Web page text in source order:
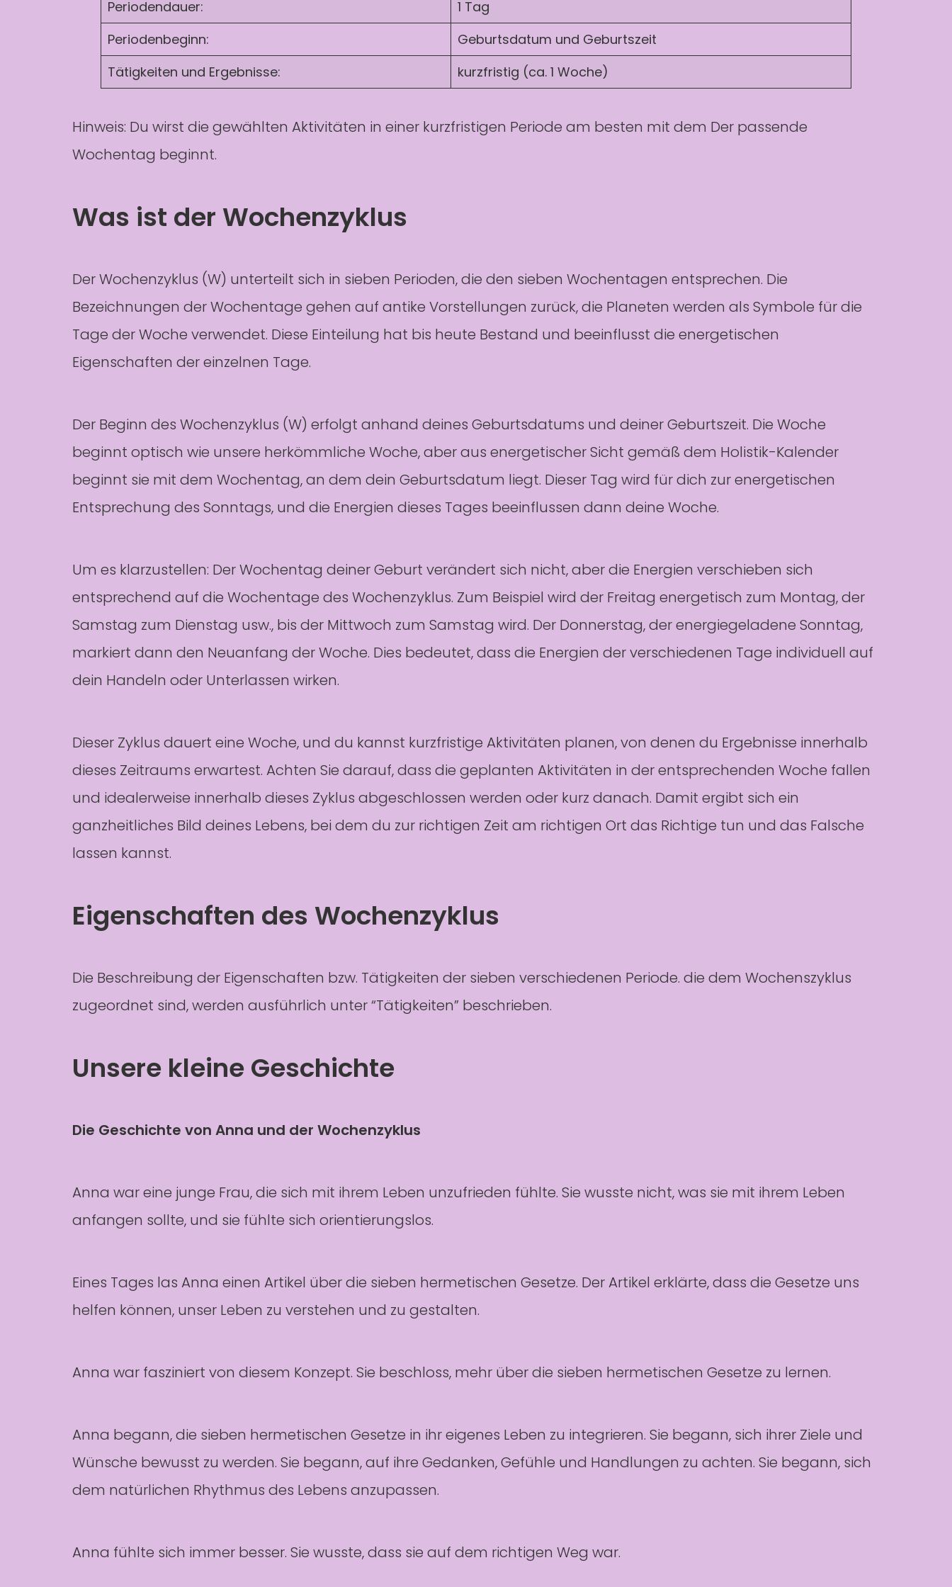
Periodendauer:
1 Tag
Periodenbeginn:
Geburtsdatum und Geburtszeit
Tätigkeiten und Ergebnisse:
kurzfristig (ca. 1 Woche)
Hinweis: Du wirst die gewählten Aktivitäten in einer kurzfristigen Periode am besten mit dem Der passende
Wochentag beginnt.
Was ist der Wochenzyklus
Der Wochenzyklus (W) unterteilt sich in sieben Perioden, die den sieben Wochentagen entsprechen. Die
Bezeichnungen der Wochentage gehen auf antike Vorstellungen zurück, die Planeten werden als Symbole für die
Tage der Woche verwendet. Diese Einteilung hat bis heute Bestand und beeinflusst die energetischen
Eigenschaften der einzelnen Tage.
Der Beginn des Wochenzyklus (W) erfolgt anhand deines Geburtsdatums und deiner Geburtszeit. Die Woche
beginnt optisch wie unsere herkömmliche Woche, aber aus energetischer Sicht gemäß dem Holistik-Kalender
beginnt sie mit dem Wochentag, an dem dein Geburtsdatum liegt. Dieser Tag wird für dich zur energetischen
Entsprechung des Sonntags, und die Energien dieses Tages beeinflussen dann deine Woche.
Um es klarzustellen: Der Wochentag deiner Geburt verändert sich nicht, aber die Energien verschieben sich
entsprechend auf die Wochentage des Wochenzyklus. Zum Beispiel wird der Freitag energetisch zum Montag, der
Samstag zum Dienstag usw., bis der Mittwoch zum Samstag wird. Der Donnerstag, der energiegeladene Sonntag,
markiert dann den Neuanfang der Woche. Dies bedeutet, dass die Energien der verschiedenen Tage individuell auf
dein Handeln oder Unterlassen wirken.
Dieser Zyklus dauert eine Woche, und du kannst kurzfristige Aktivitäten planen, von denen du Ergebnisse innerhalb
dieses Zeitraums erwartest. Achten Sie darauf, dass die geplanten Aktivitäten in der entsprechenden Woche fallen
und idealerweise innerhalb dieses Zyklus abgeschlossen werden oder kurz danach. Damit ergibt sich ein
ganzheitliches Bild deines Lebens, bei dem du zur richtigen Zeit am richtigen Ort das Richtige tun und das Falsche
lassen kannst.
Eigenschaften des Wochenzyklus
Die Beschreibung der Eigenschaften bzw. Tätigkeiten der sieben verschiedenen Periode. die dem Wochenszyklus
zugeordnet sind, werden ausführlich unter “Tätigkeiten” beschrieben.
Unsere kleine Geschichte
Die Geschichte von Anna und der Wochenzyklus
Anna war eine junge Frau, die sich mit ihrem Leben unzufrieden fühlte. Sie wusste nicht, was sie mit ihrem Leben
anfangen sollte, und sie fühlte sich orientierungslos.
Eines Tages las Anna einen Artikel über die sieben hermetischen Gesetze. Der Artikel erklärte, dass die Gesetze uns
helfen können, unser Leben zu verstehen und zu gestalten.
Anna war fasziniert von diesem Konzept. Sie beschloss, mehr über die sieben hermetischen Gesetze zu lernen.
Anna begann, die sieben hermetischen Gesetze in ihr eigenes Leben zu integrieren. Sie begann, sich ihrer Ziele und
Wünsche bewusst zu werden. Sie begann, auf ihre Gedanken, Gefühle und Handlungen zu achten. Sie begann, sich
dem natürlichen Rhythmus des Lebens anzupassen.
Anna fühlte sich immer besser. Sie wusste, dass sie auf dem richtigen Weg war.